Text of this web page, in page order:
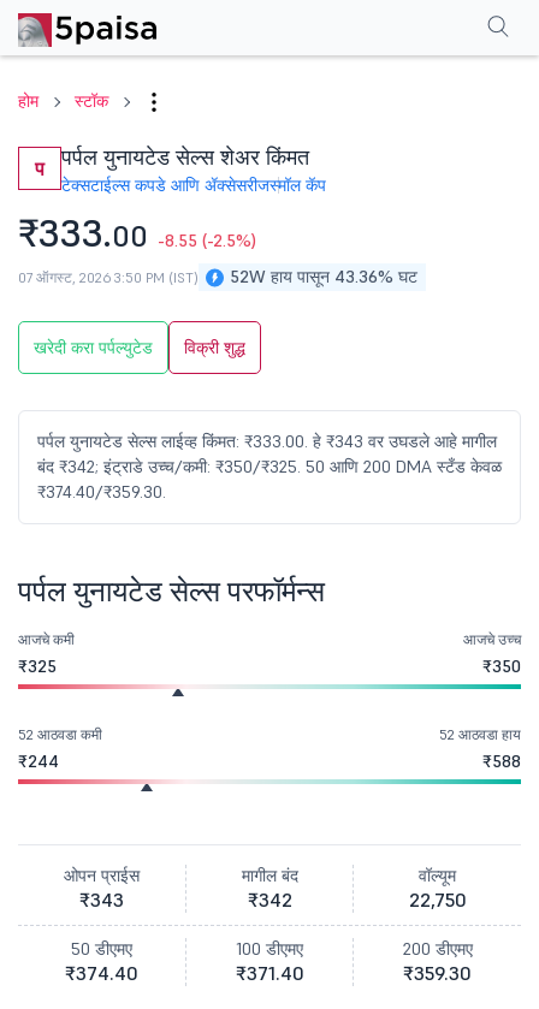
होम स्टॉक
प पर्पल युनायटेड सेल्स शेअर किंमत
टेक्सटाईल्स कपडे आणि ॲक्सेसरीजस्मॉल कॅप
₹333.00 -8.55 (-2.5%)
52W हाय पासून 43.36% घट
07 ऑगस्ट, 2026 3:50 PM (IST)
खरेदी करा पर्पल्युटेड विक्री शुद्ध
पर्पल युनायटेड सेल्स लाईव्ह किंमत: ₹333.00. हे ₹343 वर उघडले आहे मागील
बंद ₹342; इंट्राडे उच्च/कमी: ₹350/₹325. 50 आणि 200 DMA स्टँड केवळ
₹374.40/₹359.30.
परफॉर्मन्सफायनान्शियल्स एफएक्यू
पर्पल युनायटेड सेल्स परफॉर्मन्स
आजचे कमी
₹325
आजचे उच्च
₹350
52 आठवडा कमी
₹244
52 आठवडा हाय
₹588
ओपन प्राईस
₹343
मागील बंद
₹342
वॉल्यूम
22,750
50 डीएमए
₹374.40
100 डीएमए
₹371.40
200 डीएमए
₹359.30